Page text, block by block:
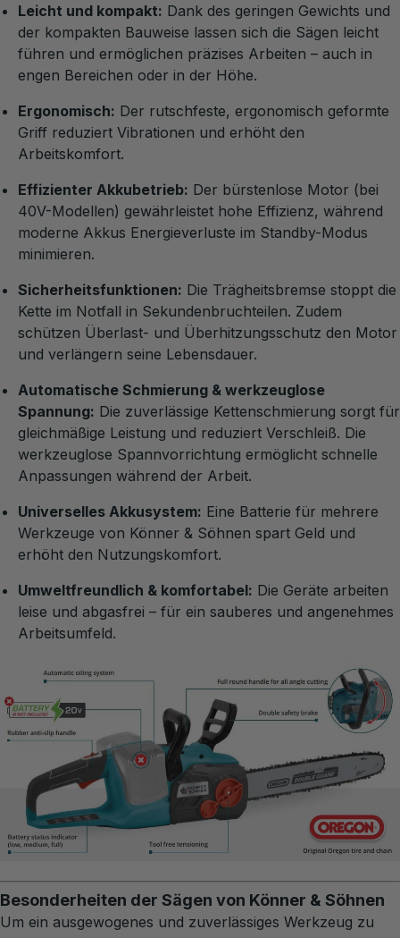
Leicht und kompakt: Dank des geringen Gewichts und
der kompakten Bauweise lassen sich die Sägen leicht
führen und ermöglichen präzises Arbeiten – auch in
engen Bereichen oder in der Höhe.
Ergonomisch: Der rutschfeste, ergonomisch geformte
Griff reduziert Vibrationen und erhöht den
Arbeitskomfort.
Effizienter Akkubetrieb: Der bürstenlose Motor (bei
40V-Modellen) gewährleistet hohe Effizienz, während
moderne Akkus Energieverluste im Standby-Modus
minimieren.
Sicherheitsfunktionen: Die Trägheitsbremse stoppt die
Kette im Notfall in Sekundenbruchteilen. Zudem
schützen Überlast- und Überhitzungsschutz den Motor
und verlängern seine Lebensdauer.
Automatische Schmierung & werkzeuglose
Spannung: Die zuverlässige Kettenschmierung sorgt für
gleichmäßige Leistung und reduziert Verschleiß. Die
werkzeuglose Spannvorrichtung ermöglicht schnelle
Anpassungen während der Arbeit.
Universelles Akkusystem: Eine Batterie für mehrere
Werkzeuge von Könner & Söhnen spart Geld und
erhöht den Nutzungskomfort.
Umweltfreundlich & komfortabel: Die Geräte arbeiten
leise und abgasfrei – für ein sauberes und angenehmes
Arbeitsumfeld.
Besonderheiten der Sägen von Könner & Söhnen
Um ein ausgewogenes und zuverlässiges Werkzeug zu